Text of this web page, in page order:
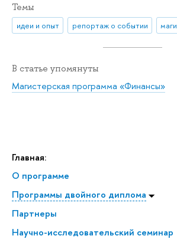
Главная:
О программе
Программы двойного диплома
Партнеры
Научно-исследовательский семинар
Темы
идеи и опыт репортаж о событии
В статье упомянуты
Магистерская программа «Финансы»